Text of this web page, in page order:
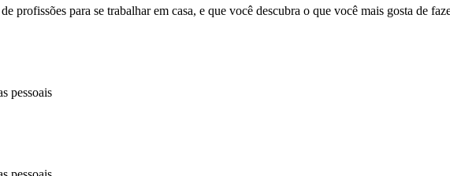
profissões para se trabalhar em casa, e que você descubra o que você mais gosta de
pessoais